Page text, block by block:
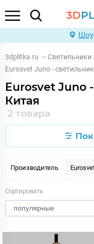
3D
3dplitka.ru – Светильники
Eurosvet Juno -
Eurosvet Juno
Китая
2 товара
Производитель
Сортировать